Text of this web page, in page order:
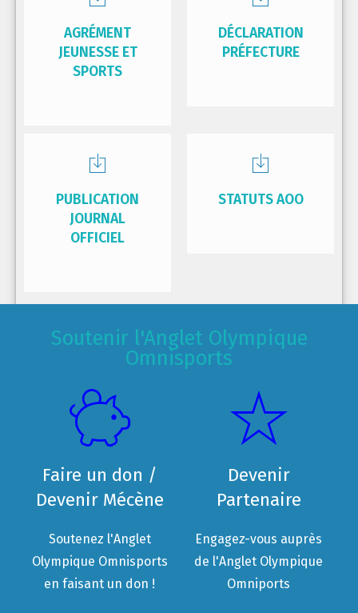
AGRÉMENT
JEUNESSE ET
SPORTS
DÉCLARATION
PRÉFECTURE
PUBLICATION
JOURNAL
OFFICIEL
STATUTS AOO
Soutenir l'Anglet Olympique
Omnisports
Faire un don /
Devenir Mécène
Soutenez l'Anglet
Olympique Omnisports
en faisant un don !
Devenir
Partenaire
Engagez-vous auprès
de l'Anglet Olympique
Omniports